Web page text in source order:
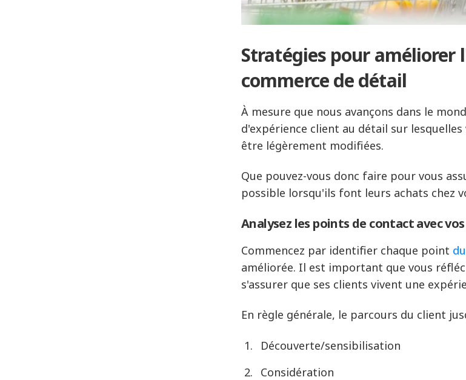
Stratégies pour améliorer
commerce de détail
À mesure que nous avançons dans le
d'expérience client au détail sur
être légèrement modifiées.
Que pouvez-vous donc faire pour vous
possible lorsqu'ils font leurs achats chez
Analysez les points de contact avec
Commencez par identifier chaque point
améliorée. Il est important que vous
s'assurer que ses clients vivent une
En règle générale, le parcours du client
Découverte/sensibilisation
Considération